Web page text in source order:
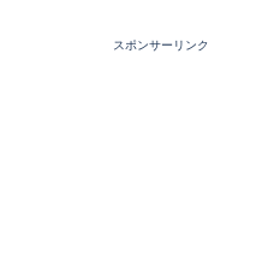
スポンサーリンク